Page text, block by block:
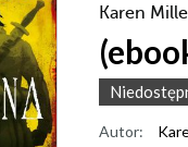
Karen
Autor: